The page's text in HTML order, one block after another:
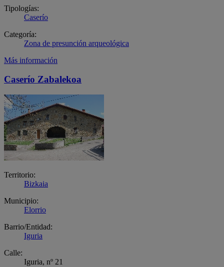
Tipologías:
Caserío
Categoría:
Zona de presunción arqueológica
Más información
Caserío Zabalekoa
Territorio:
Bizkaia
Municipio:
Elorrio
Barrio/Entidad:
Iguria
Calle:
Iguria, nº 21